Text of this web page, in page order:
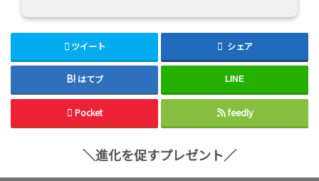
ツイート シェア
はてブ LINE
Pocket feedly
＼進化を促すプレゼント／